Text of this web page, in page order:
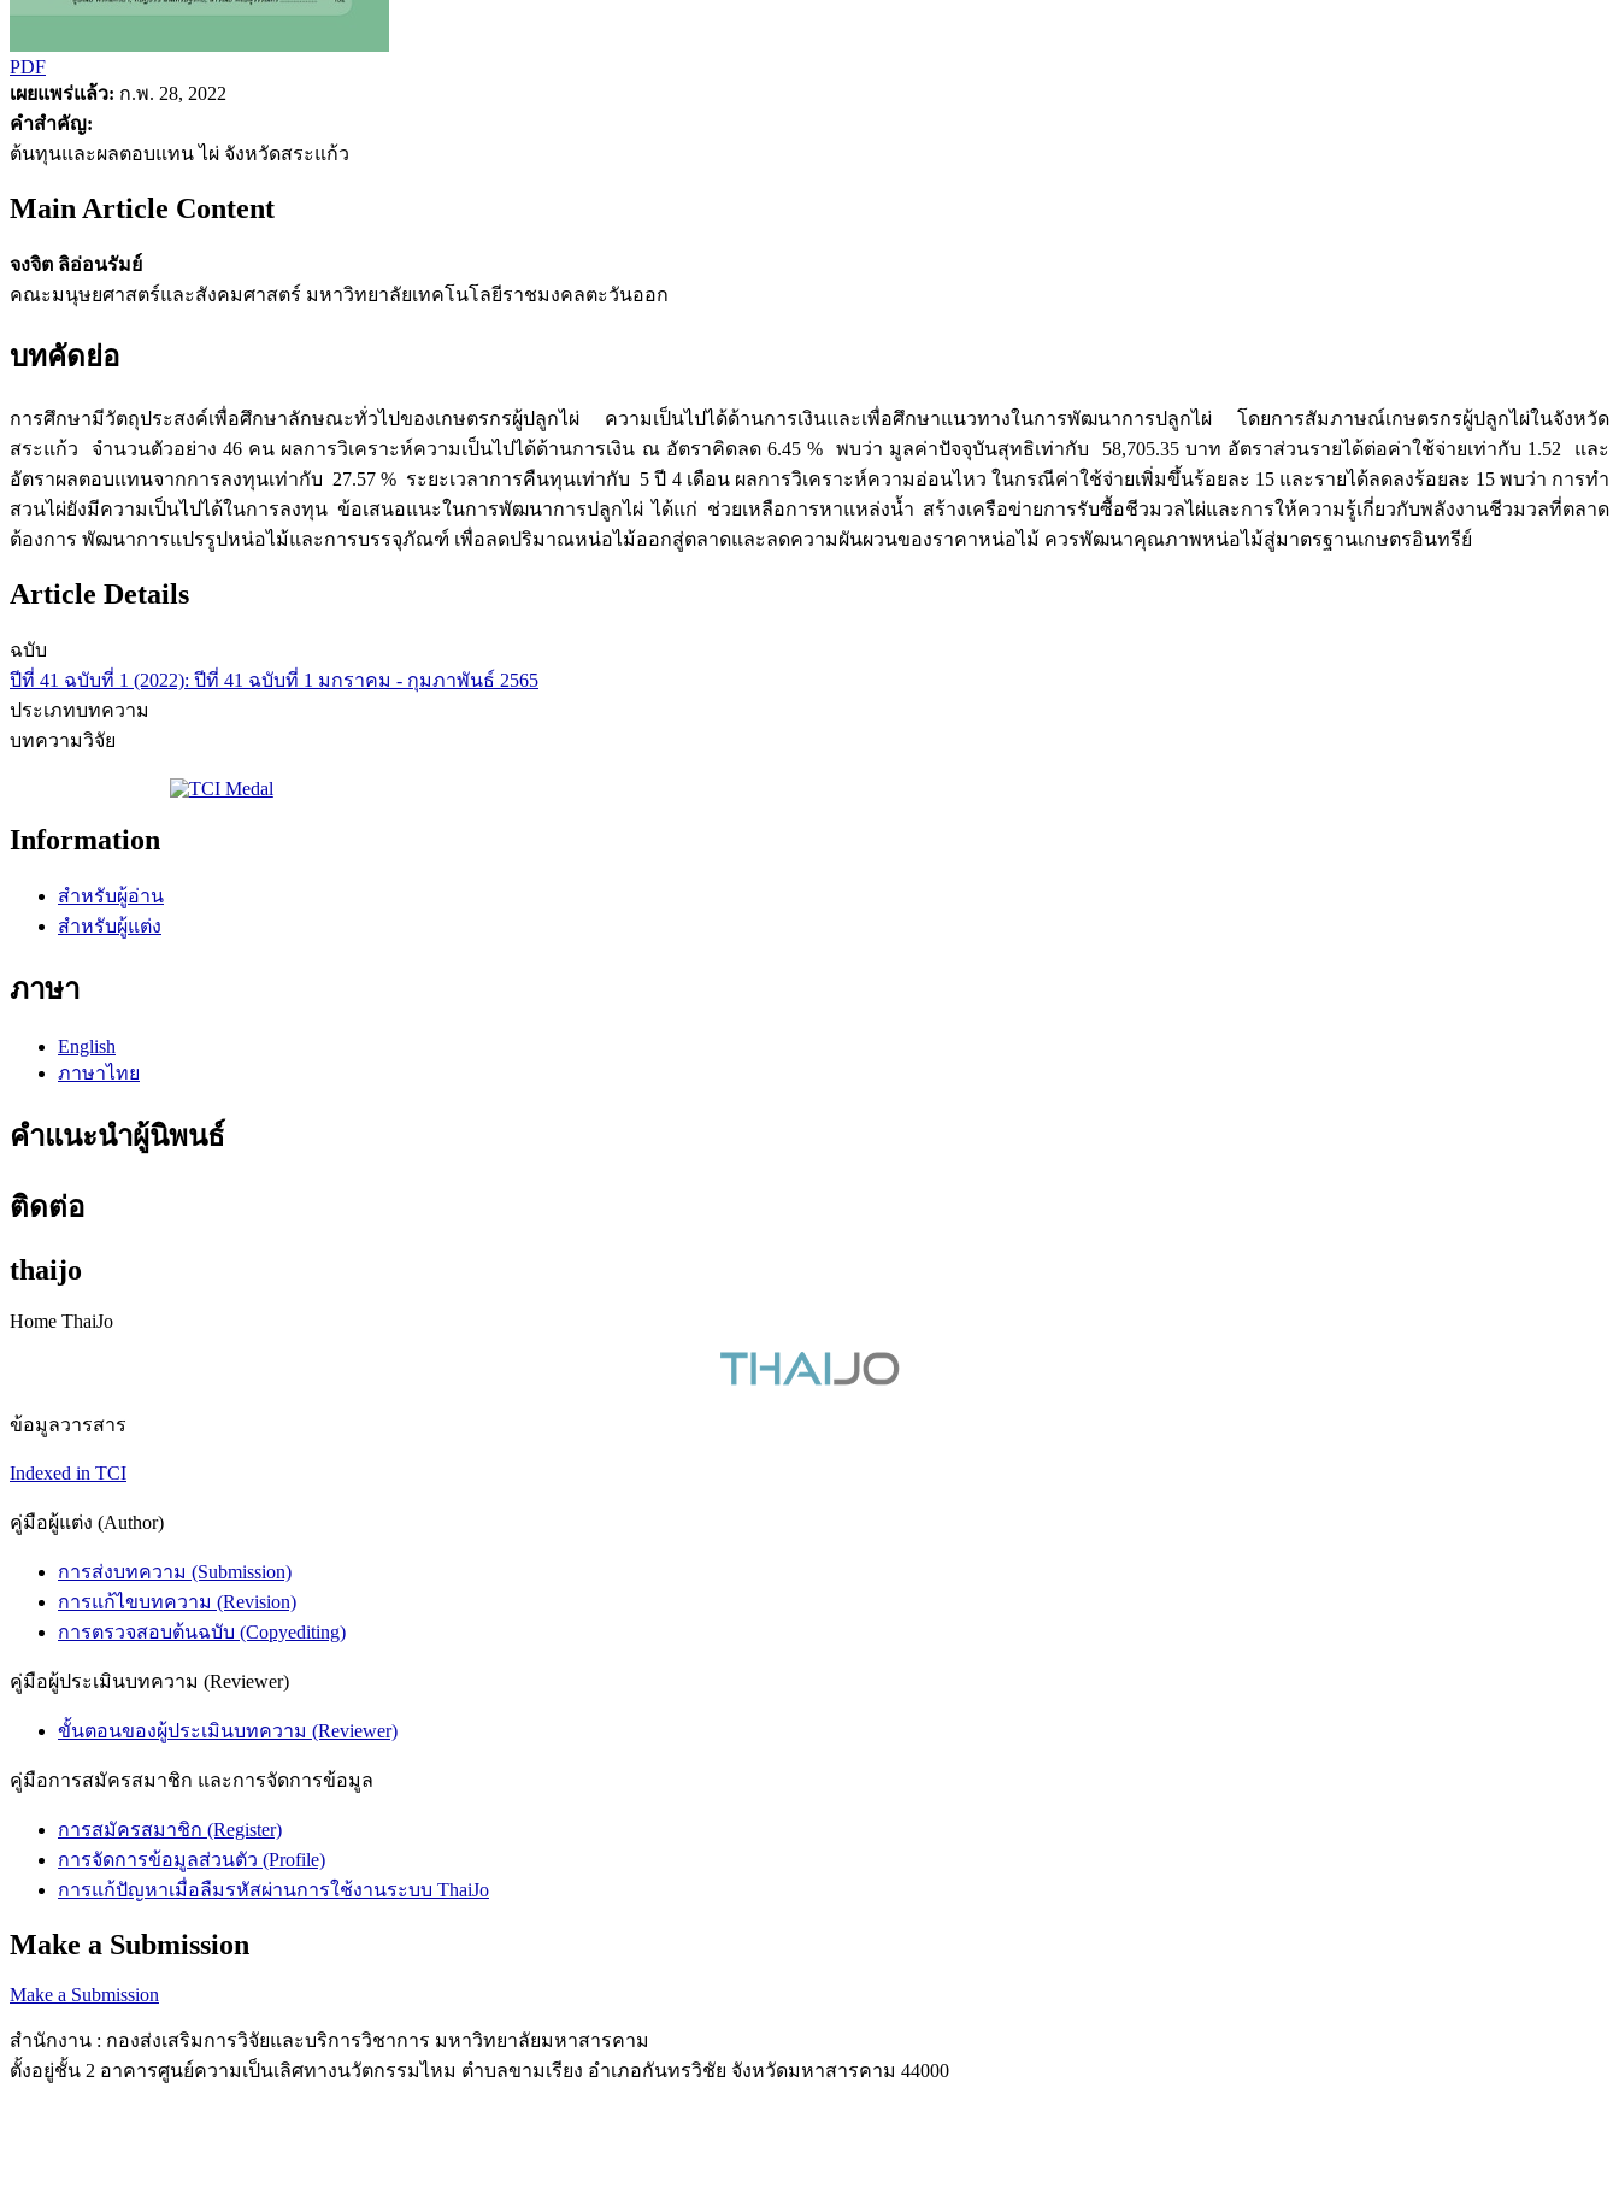
PDF
เผยแพร่แล้ว: ก.พ. 28, 2022
คำสำคัญ:
ต้นทุนและผลตอบแทน ไผ่ จังหวัดสระแก้ว
Main Article Content
จงจิต ลิอ่อนรัมย์
คณะมนุษยศาสตร์และสังคมศาสตร์ มหาวิทยาลัยเทคโนโลยีราชมงคลตะวันออก
บทคัดย่อ
การศึกษามีวัตถุประสงค์เพื่อศึกษาลักษณะทั่วไปของเกษตรกรผู้ปลูกไผ่ ความเป็นไปได้ด้านการเงินและเพื่อศึกษาแนวทางในการพัฒนาการปลูกไผ่ โดยการสัมภาษณ์เกษตรกรผู้ปลูกไผ่ในจังหวัด
สระแก้ว จำนวนตัวอย่าง 46 คน ผลการวิเคราะห์ความเป็นไปได้ด้านการเงิน ณ อัตราคิดลด 6.45 % พบว่า มูลค่าปัจจุบันสุทธิเท่ากับ 58,705.35 บาท อัตราส่วนรายได้ต่อค่าใช้จ่ายเท่ากับ 1.52 และ
อัตราผลตอบแทนจากการลงทุนเท่ากับ 27.57 % ระยะเวลาการคืนทุนเท่ากับ 5 ปี 4 เดือน ผลการวิเคราะห์ความอ่อนไหว ในกรณีค่าใช้จ่ายเพิ่มขึ้นร้อยละ 15 และรายได้ลดลงร้อยละ 15 พบว่า การทำ
สวนไผ่ยังมีความเป็นไปได้ในการลงทุน ข้อเสนอแนะในการพัฒนาการปลูกไผ่ ได้แก่ ช่วยเหลือการหาแหล่งน้ำ สร้างเครือข่ายการรับซื้อชีวมวลไผ่และการให้ความรู้เกี่ยวกับพลังงานชีวมวลที่ตลาด
ต้องการ พัฒนาการแปรรูปหน่อไม้และการบรรจุภัณฑ์ เพื่อลดปริมาณหน่อไม้ออกสู่ตลาดและลดความผันผวนของราคาหน่อไม้ ควรพัฒนาคุณภาพหน่อไม้สู่มาตรฐานเกษตรอินทรีย์
Article Details
ฉบับ
ปีที่ 41 ฉบับที่ 1 (2022): ปีที่ 41 ฉบับที่ 1 มกราคม - กุมภาพันธ์ 2565
ประเภทบทความ
บทความวิจัย
Information
สำหรับผู้อ่าน
สำหรับผู้แต่ง
ภาษา
English
ภาษาไทย
คำแนะนำผู้นิพนธ์
ติดต่อ
thaijo
Home ThaiJo
ข้อมูลวารสาร
Indexed in TCI
คู่มือผู้แต่ง (Author)
การส่งบทความ (Submission)
การแก้ไขบทความ (Revision)
การตรวจสอบต้นฉบับ (Copyediting)
คู่มือผู้ประเมินบทความ (Reviewer)
ขั้นตอนของผู้ประเมินบทความ (Reviewer)
คู่มือการสมัครสมาชิก และการจัดการข้อมูล
การสมัครสมาชิก (Register)
การจัดการข้อมูลส่วนตัว (Profile)
การแก้ปัญหาเมื่อลืมรหัสผ่านการใช้งานระบบ ThaiJo
Make a Submission
Make a Submission
สำนักงาน : กองส่งเสริมการวิจัยและบริการวิชาการ มหาวิทยาลัยมหาสารคาม
ตั้งอยู่ชั้น 2 อาคารศูนย์ความเป็นเลิศทางนวัตกรรมไหม ตำบลขามเรียง อำเภอกันทรวิชัย จังหวัดมหาสารคาม 44000